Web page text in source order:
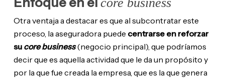
Otra ventaja a destacar es que al subcontratar este
proceso, la aseguradora puede centrarse en reforzar
su core business(negocio principal), que podríamos
decir que es aquella actividad que le da un propósito y
por la que fue creada la empresa, que es la que genera